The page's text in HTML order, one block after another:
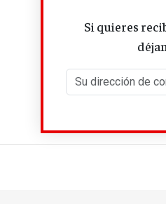
Si quieres